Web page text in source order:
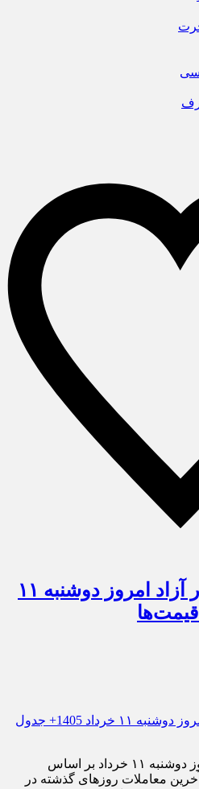
قیمت خودرو در بازار آزاد امروز دوشنبه ۱۱
قیمت خودرو در بازار آزاد امروز دوشنبه ۱۱ خرداد بر اساس
معاملات روز‌های گذشته در